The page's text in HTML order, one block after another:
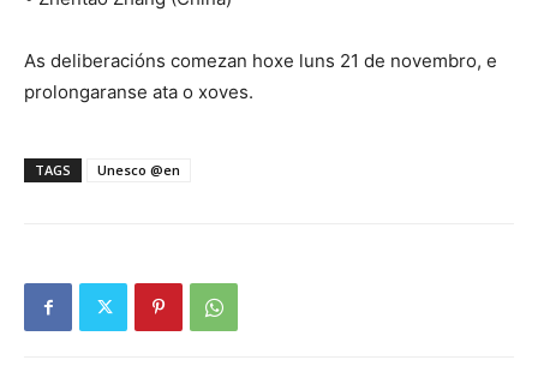
As deliberacións comezan hoxe luns 21 de novembro, e
prolongaranse ata o xoves.
TAGS Unesco @en